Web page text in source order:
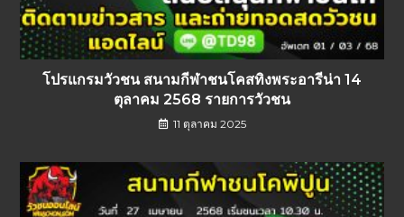
โปรแกรมวัวชน สนามกีฬาชนโคสทิงพระอารีน่า 14
ตุลาคม 2568 รายการวัวชน
11 ตุลาคม 2025